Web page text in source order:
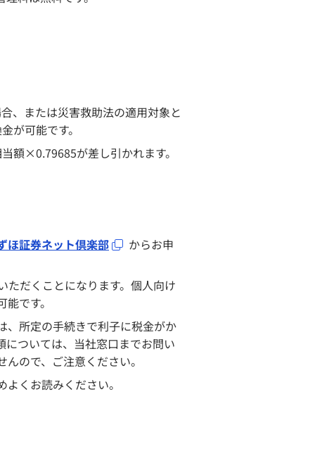
、または災害救助法の適用対象と
が可能です。
額×0.79685が差し引かれます。
ほ証券ネット倶楽部
からお申
だくことになります。個人向け
です。
、所定の手続きで利子に税金がか
ついては、当社窓口までお問い
ので、ご注意ください。
くお読みください。